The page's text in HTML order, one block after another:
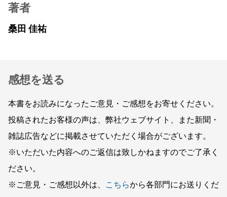
著者
桑田 佳祐
感想を送る
本書をお読みになったご意見・ご感想をお寄せください。
投稿されたお客様の声は、弊社ウェブサイト、また新聞・
雑誌広告などに掲載させていただく場合がございます。
※いただいた内容へのご返信は致しかねますのでご了承く
ださい。
※ご意見・ご感想以外は、
こちらから各部門にお送りくだ